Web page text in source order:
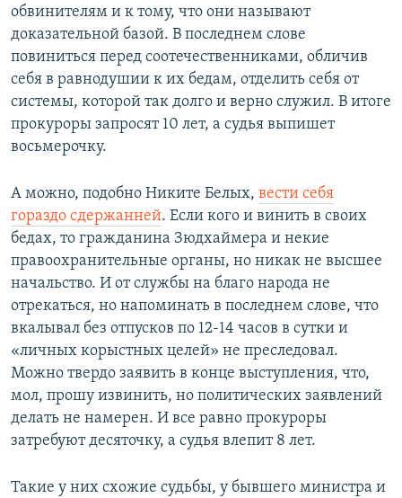
обвинителям и к тому, что они называют
доказательной базой. В последнем слове
повиниться перед соотечественниками, обличив
себя в равнодушии к их бедам, отделить себя от
системы, которой так долго и верно служил. В итоге
прокуроры запросят 10 лет, а судья выпишет
восьмерочку.
А можно, подобно Никите Белых, вести себя
гораздо сдержанней. Если кого и винить в своих
бедах, то гражданина Зюдхаймера и некие
правоохранительные органы, но никак не высшее
начальство. И от службы на благо народа не
отрекаться, но напоминать в последнем слове, что
вкалывал без отпусков по 12-14 часов в сутки и
«личных корыстных целей» не преследовал.
Можно твердо заявить в конце выступления, что,
мол, прошу извинить, но политических заявлений
делать не намерен. И все равно прокуроры
затребуют десяточку, а судья влепит 8 лет.
Такие у них схожие судьбы, у бывшего министра и